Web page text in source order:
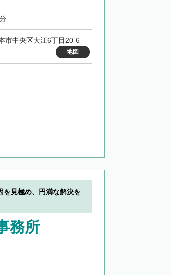
市中央区大江6丁目20‐6
地図
を見極め、円満な解決を
務所